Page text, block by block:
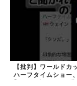
【批判】ワールドカ
ハーフタイムショー